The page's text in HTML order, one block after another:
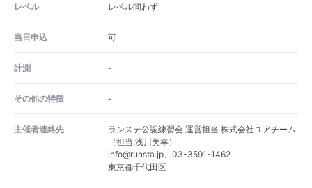
レベル レベル問わず
当日申込 可
計測 -
その他の特徴 -
主催者連絡先
ランステ公認練習会 運営担当 株式会社ユアチーム
（担当:浅川美幸）
info@runsta.jp、03-3591-1462
東京都千代田区